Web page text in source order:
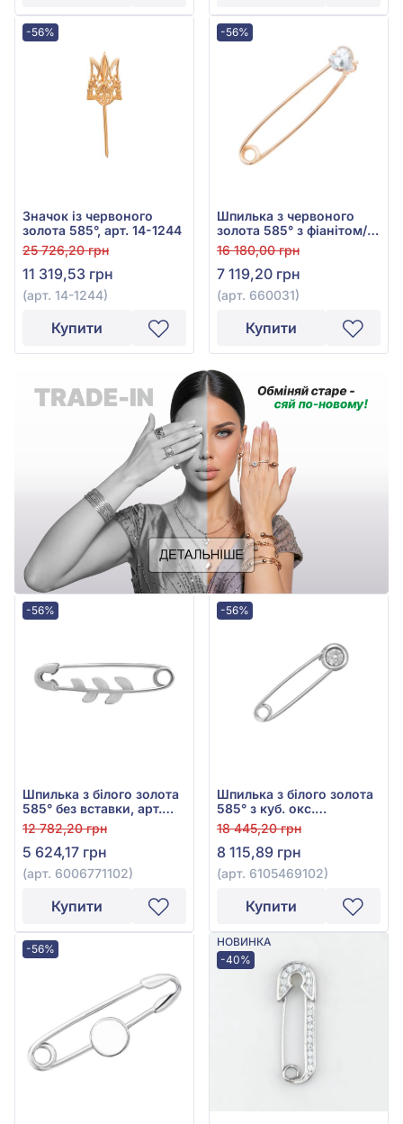
-56%
Значок із червоного
золота 585°, арт. 14-1244
25 726,20 грн
11 319,53 грн
(арт. 14-1244)
Купити
-56%
Шпилька з червоного
золота 585° з фіанітом/
куб.цирконієм, арт.
660031
16 180,00 грн
7 119,20 грн
(арт. 660031)
Купити
-56%
Шпилька з білого золота
585° без вставки, арт.
6006771102
12 782,20 грн
5 624,17 грн
(арт. 6006771102)
Купити
-56%
Шпилька з білого золота
585° з куб. окс.
цирконію, арт.
6105469102
18 445,20 грн
8 115,89 грн
(арт. 6105469102)
Купити
-56%
НОВИНКА
-40%